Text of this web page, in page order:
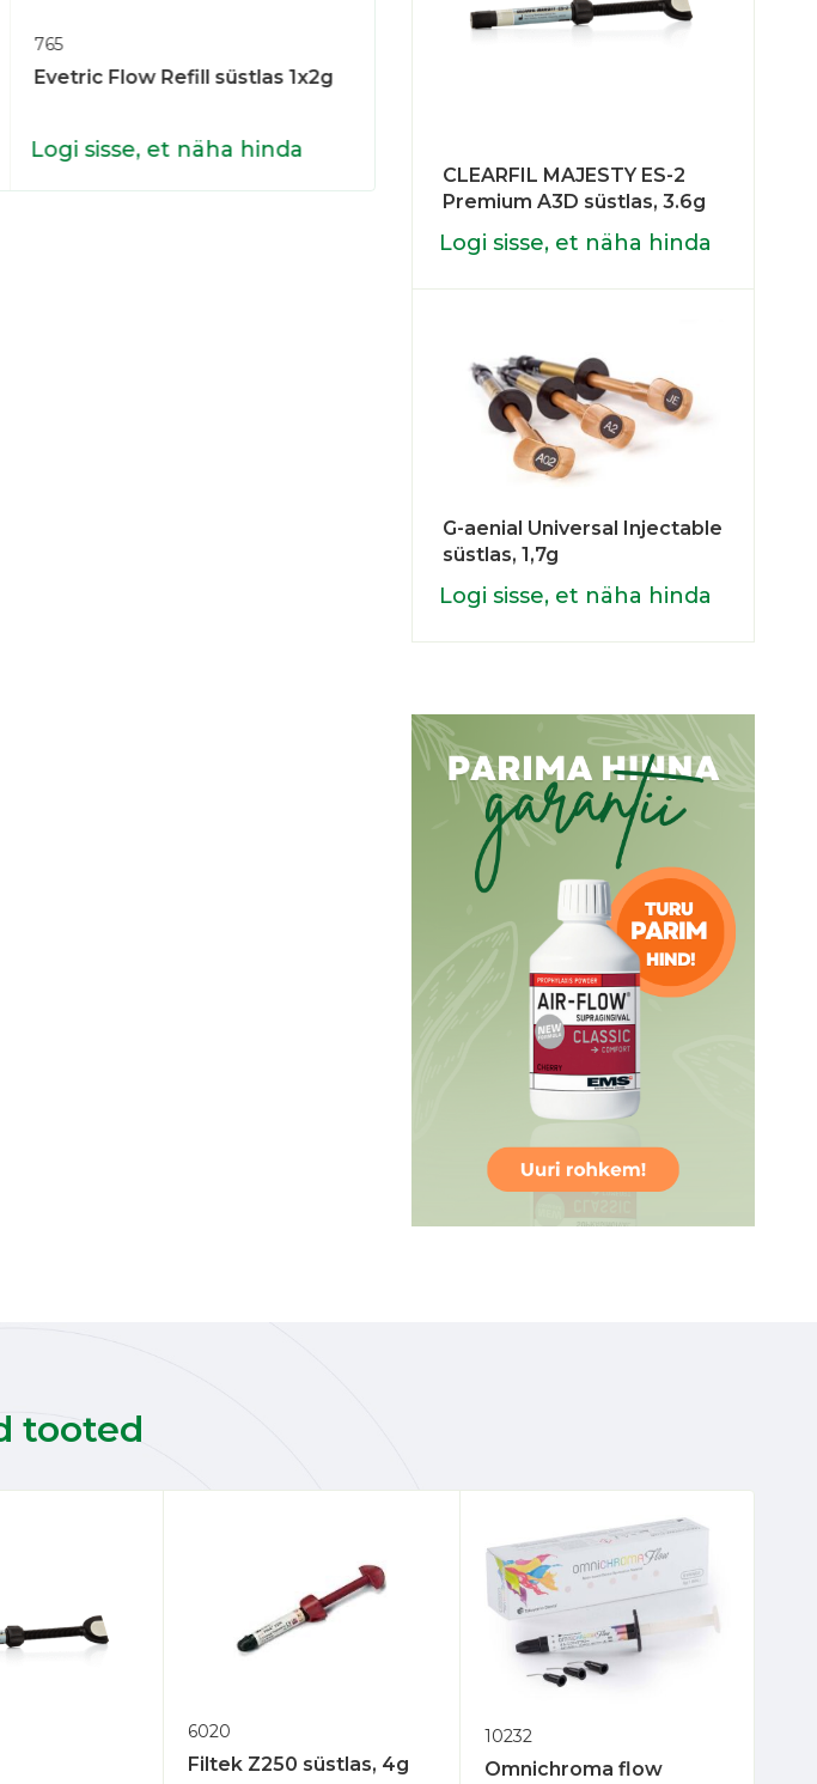
765
Evetric Flow Refill süstlas 1x2g
Logi sisse, et näha hinda
CLEARFIL MAJESTY ES-2
Premium A3D süstlas, 3.6g
Logi sisse, et näha hinda
G-aenial Universal Injectable
süstlas, 1,7g
Logi sisse, et näha hinda
tooted
6020
Filtek Z250 süstlas, 4g
10232
Omnichroma flow